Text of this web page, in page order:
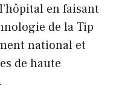
en faisant
de la Tip
national et
de haute